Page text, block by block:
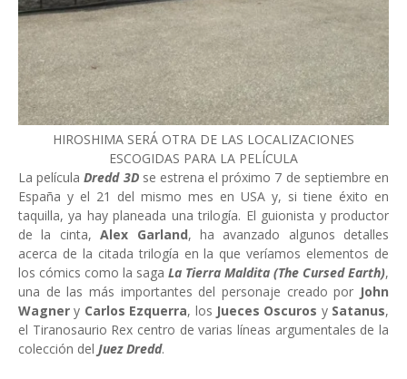
HIROSHIMA SERÁ OTRA DE LAS LOCALIZACIONES
ESCOGIDAS PARA LA PELÍCULA
La películaDredd 3Dse estrena el próximo 7 de septiembre en
España y el 21 del mismo mes en USA y, si tiene éxito en
taquilla, ya hay planeada una trilogía. El guionista y productor
de la cinta,Alex Garland, ha avanzado algunos detalles
acerca de la citada trilogía en la que veríamos elementos de
los cómics como la saga La Tierra Maldita (The Cursed Earth),
una de las más importantes del personaje creado por John
Wagner y Carlos Ezquerra, los Jueces Oscuros y Satanus,
el Tiranosaurio Rex centro de varias líneas argumentales de la
colección del Juez Dredd.